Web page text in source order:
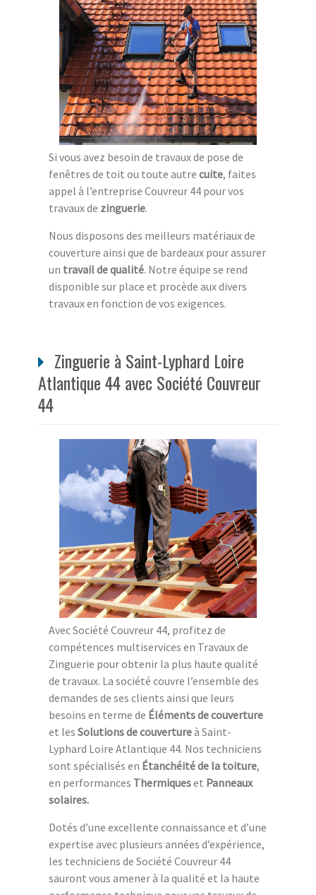
Si vous avez besoin de travaux de pose de
fenêtres de toit ou toute autre cuite, faites
appel à l’entreprise Couvreur 44 pour vos
travaux de zinguerie.
Nous disposons des meilleurs matériaux de
couverture ainsi que de bardeaux pour assurer
un travail de qualité. Notre équipe se rend
disponible sur place et procède aux divers
travaux en fonction de vos exigences.
Zinguerie à Saint-Lyphard Loire
Atlantique 44 avec Société Couvreur
44
Avec Société Couvreur 44, profitez de
compétences multiservices en Travaux de
Zinguerie pour obtenir la plus haute qualité
de travaux. La société couvre l’ensemble des
demandes de ses clients ainsi que leurs
besoins en terme de Éléments de couverture
et les Solutions de couvertureà Saint-
Lyphard Loire Atlantique 44. Nos techniciens
sont spécialisés en Étanchéité de la toiture,
en performances Thermiqueset Panneaux
solaires.
Dotés d’une excellente connaissance et d’une
expertise avec plusieurs années d’expérience,
les techniciens de Société Couvreur 44
sauront vous amener à la qualité et la haute